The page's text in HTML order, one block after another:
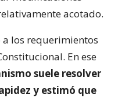
acotado.
los requerimientos
En ese
suele resolver
y estimó que